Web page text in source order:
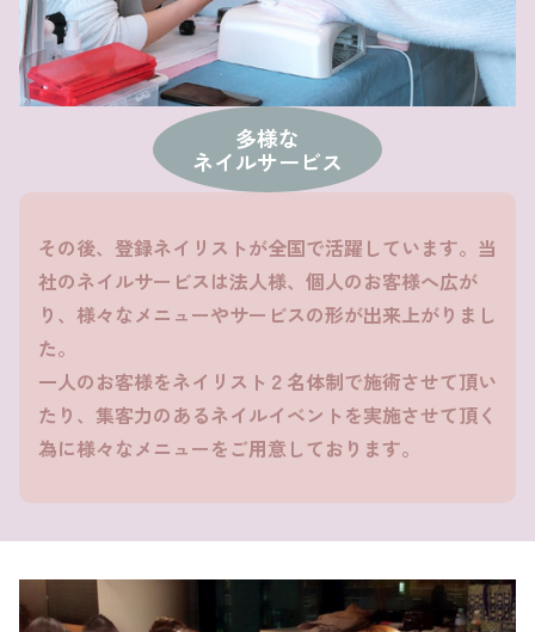
多様な
ネイルサービス
その後、登録ネイリストが全国で活躍しています。当
社のネイルサービスは法人様、個人のお客様へ広が
り、様々なメニューやサービスの形が出来上がりまし
た。
一人のお客様をネイリスト２名体制で施術させて頂い
たり、集客力のあるネイルイベントを実施させて頂く
為に様々なメニューをご用意しております。